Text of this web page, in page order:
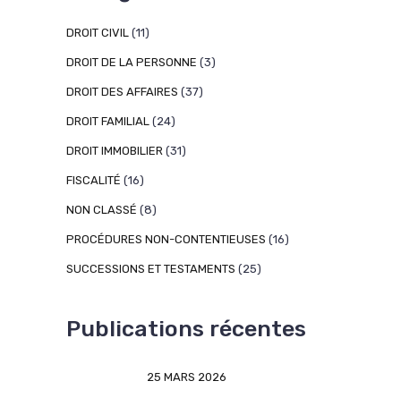
DROIT CIVIL (11)
DROIT DE LA PERSONNE (3)
DROIT DES AFFAIRES (37)
DROIT FAMILIAL (24)
DROIT IMMOBILIER (31)
FISCALITÉ (16)
NON CLASSÉ (8)
PROCÉDURES NON-CONTENTIEUSES (16)
SUCCESSIONS ET TESTAMENTS (25)
Publications récentes
25 MARS 2026